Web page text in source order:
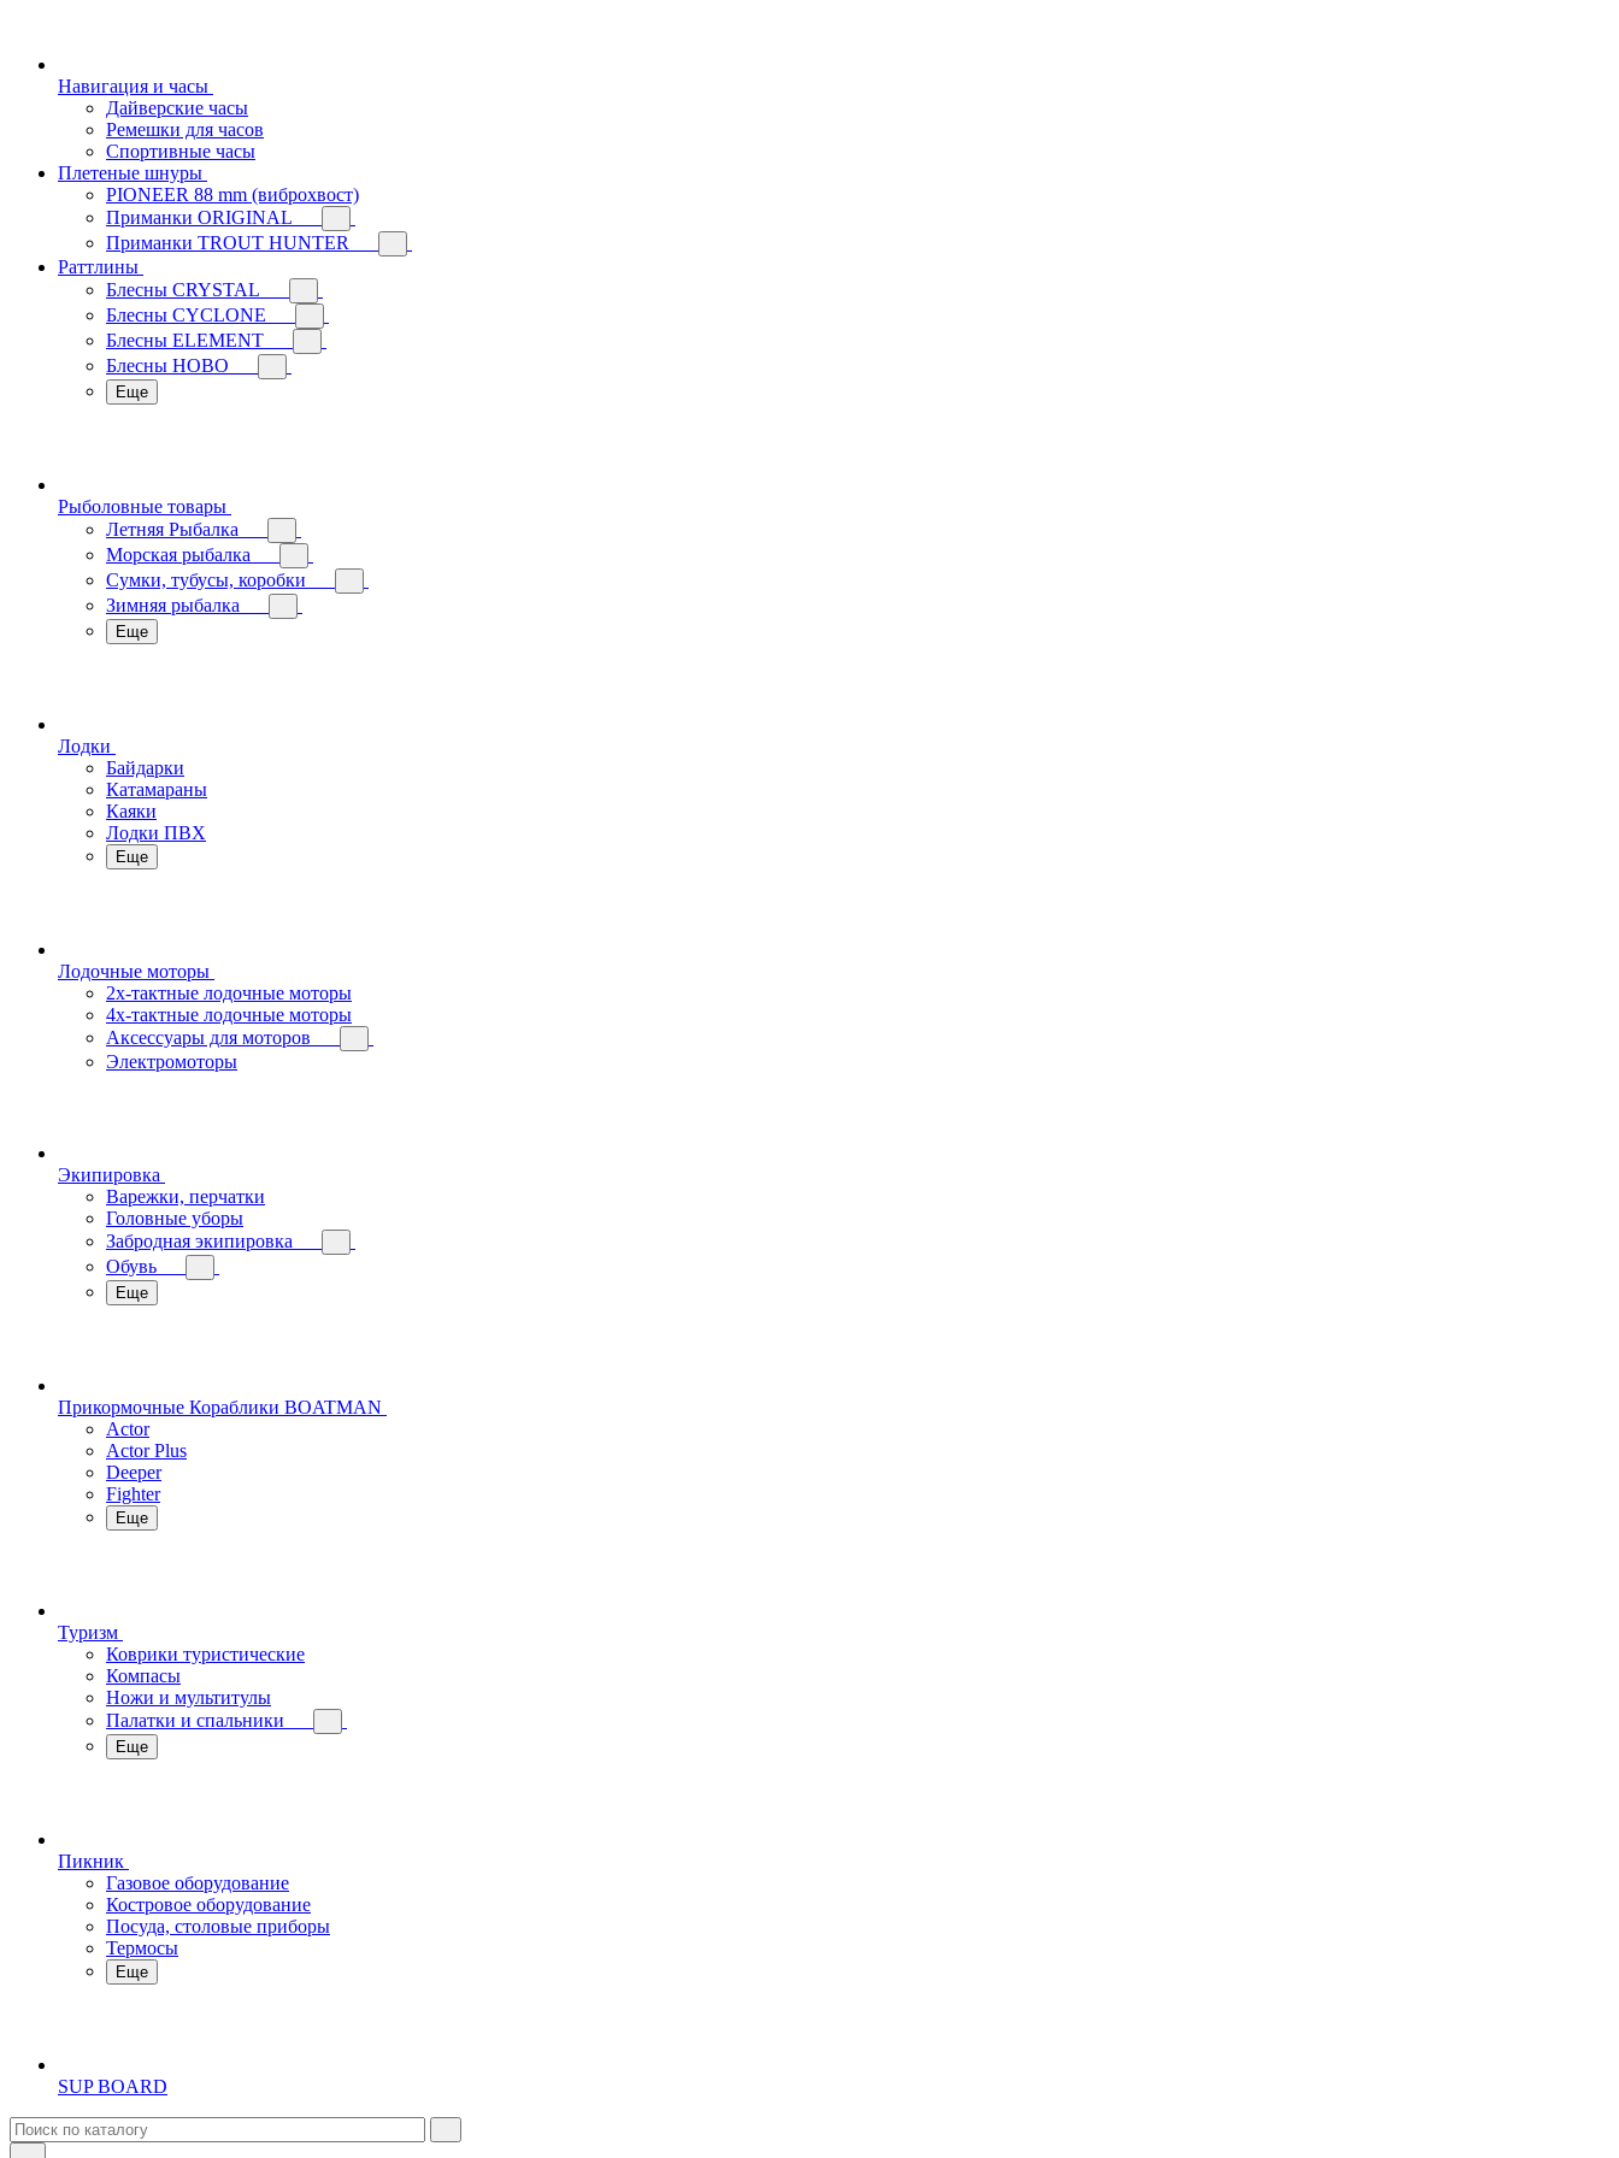
Навигация и часы
Дайверские часы
Ремешки для часов
Спортивные часы
Плетеные шнуры
PIONEER 88 mm (виброхвост)
Приманки ORIGINAL
Приманки TROUT HUNTER
Раттлины
Блесны CRYSTAL
Блесны CYCLONE
Блесны ELEMENT
Блесны HOBO
Еще
Рыболовные товары
Летняя Рыбалка
Морская рыбалка
Сумки, тубусы, коробки
Зимняя рыбалка
Еще
Лодки
Байдарки
Катамараны
Каяки
Лодки ПВХ
Еще
Лодочные моторы
2х-тактные лодочные моторы
4х-тактные лодочные моторы
Аксессуары для моторов
Электромоторы
Экипировка
Варежки, перчатки
Головные уборы
Забродная экипировка
Обувь
Еще
Прикормочные Кораблики BOATMAN
Actor
Actor Plus
Deeper
Fighter
Еще
Туризм
Коврики туристические
Компасы
Ножи и мультитулы
Палатки и спальники
Еще
Пикник
Газовое оборудование
Костровое оборудование
Посуда, столовые приборы
Термосы
Еще
SUP BOARD